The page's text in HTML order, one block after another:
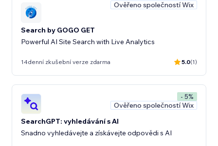
Ověřeno společností Wix
Search by GOGO GET
Powerful AI Site Search with Live Analytics
14denní zkušební verze zdarma 5.0(1)
- 5%
Ověřeno společností Wix
SearchGPT: vyhledávání s AI
Snadno vyhledávejte a získávejte odpovědi s AI